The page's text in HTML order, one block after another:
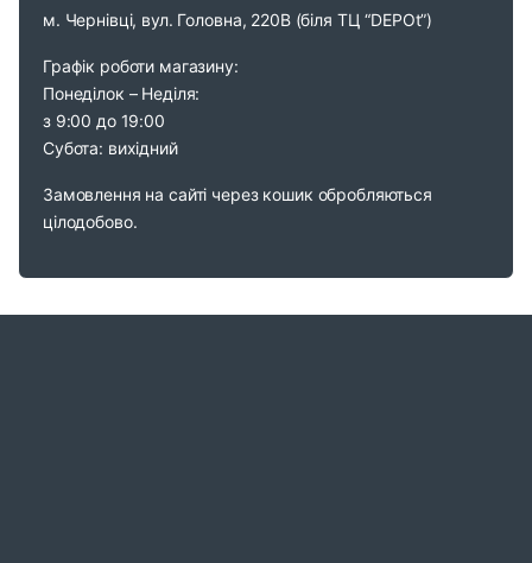
м. Чернівці, вул. Головна, 220В (біля ТЦ “DEPOt”)
Графік роботи магазину:
Понеділок – Неділя:
з 9:00 до 19:00
Субота: вихідний
Замовлення на сайті через кошик обробляються
цілодобово.